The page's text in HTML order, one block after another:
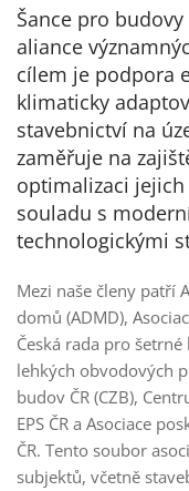
Šance pro
aliance
cílem je podpora
klimaticky
stavebnictví na
zaměřuje na
optimalizaci
souladu s
technologickými
Mezi naše členy patří
domů (ADMD),
Česká rada pro šetrné
lehkých obvodových
budov ČR (CZB),
EPS ČR a Asociace
ČR. Tento soubor
subjektů, včetně